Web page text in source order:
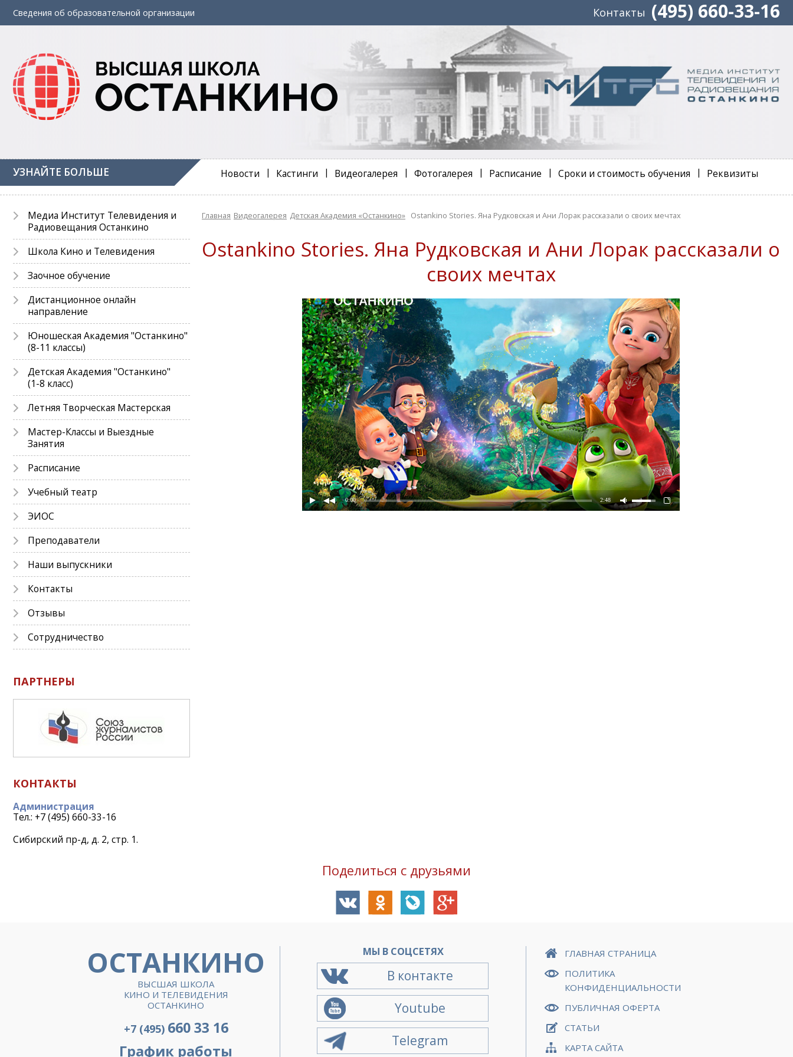
Сведения об образовательной организации Контакты (495) 660-33-16
УЗНАЙТЕ БОЛЬШЕ Новости Кастинги Видеогалерея Фотогалерея Расписание Сроки и стоимость обучения Реквизиты
Главная Видеогалерея Детская Академия «Останкино» Ostankino Stories. Яна Рудковская и Ани Лорак рассказали о своих мечтах
Ostankino Stories. Яна Рудковская и Ани Лорак рассказали о
своих мечтах
0:00 2:48
Медиа Институт Телевидения и
Радиовещания Останкино
Школа Кино и Телевидения
Заочное обучение
Дистанционное онлайн
направление
Юношеская Академия "Останкино"
(8-11 классы)
Детская Академия "Останкино"
(1-8 класс)
Летняя Творческая Мастерская
Мастер-Классы и Выездные
Занятия
Расписание
Учебный театр
ЭИОС
Преподаватели
Наши выпускники
Контакты
Отзывы
Сотрудничество
ПАРТНЕРЫ
КОНТАКТЫ
Администрация
Тел.: +7 (495) 660-33-16
Сибирский пр-д, д. 2, стр. 1.
Поделиться с друзьями
ОСТАНКИНО
ВЫСШАЯ ШКОЛА
КИНО И ТЕЛЕВИДЕНИЯ
ОСТАНКИНО
+7 (495) 660 33 16
График работы
МЫ В СОЦСЕТЯХ
В контакте
Youtube
Telegram
ГЛАВНАЯ СТРАНИЦА
ПОЛИТИКА
КОНФИДЕНЦИАЛЬНОСТИ
ПУБЛИЧНАЯ ОФЕРТА
СТАТЬИ
КАРТА САЙТА